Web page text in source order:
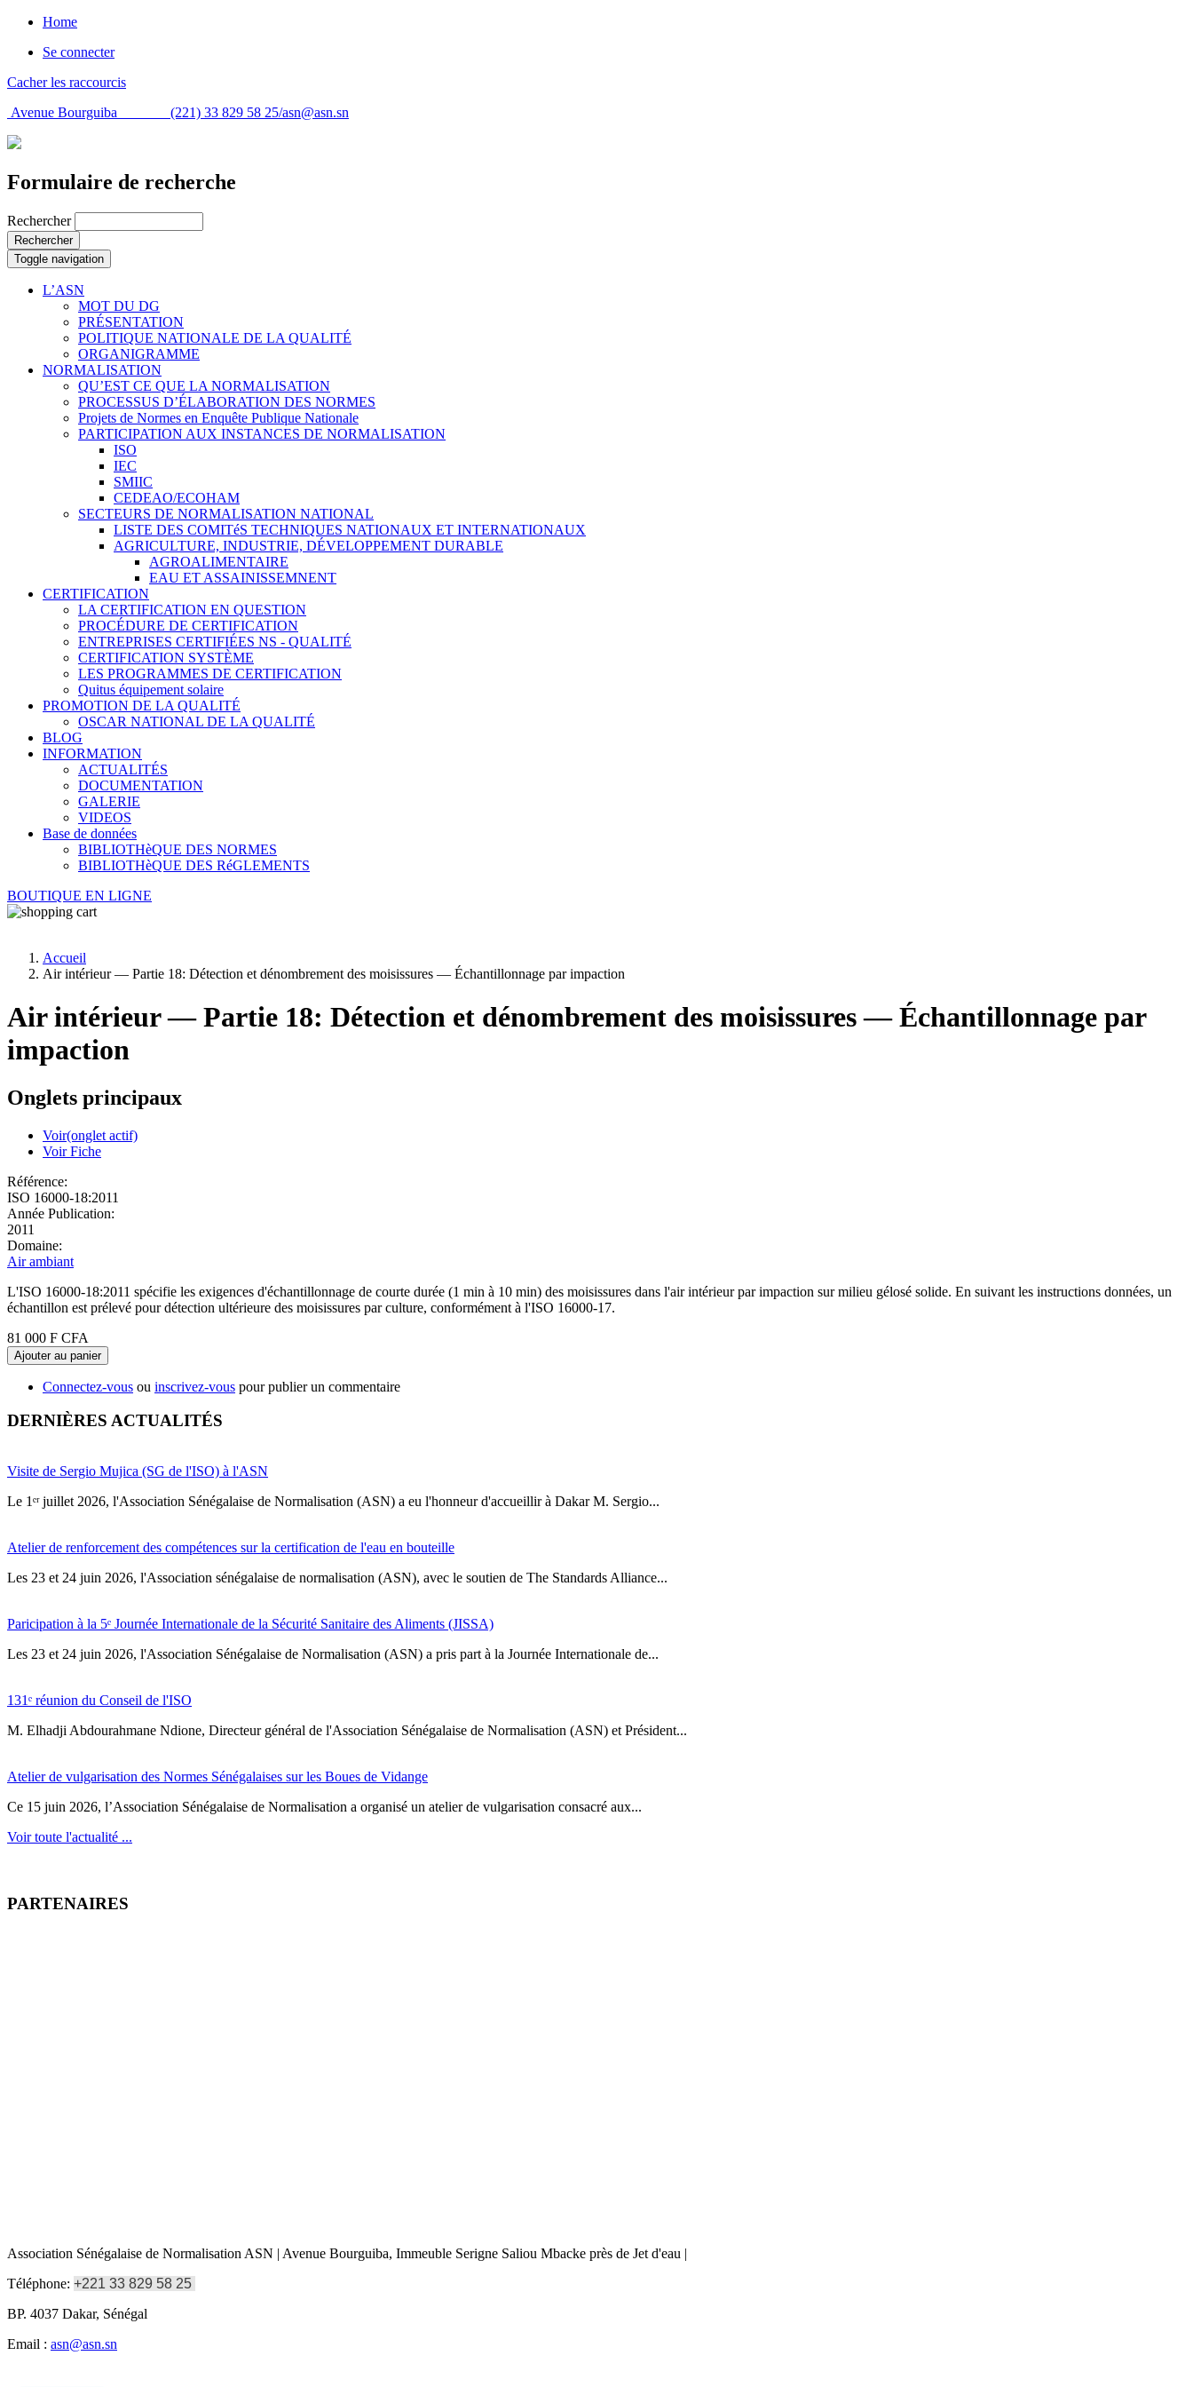
Home
Se connecter
Cacher les raccourcis
Avenue Bourguiba (221) 33 829 58 25/asn@asn.sn
Formulaire de recherche
Rechercher
Rechercher
Toggle navigation
L’ASN
MOT DU DG
PRÉSENTATION
POLITIQUE NATIONALE DE LA QUALITÉ
ORGANIGRAMME
NORMALISATION
QU’EST CE QUE LA NORMALISATION
PROCESSUS D’ÉLABORATION DES NORMES
Projets de Normes en Enquête Publique Nationale
PARTICIPATION AUX INSTANCES DE NORMALISATION
ISO
IEC
SMIIC
CEDEAO/ECOHAM
SECTEURS DE NORMALISATION NATIONAL
LISTE DES COMITéS TECHNIQUES NATIONAUX ET INTERNATIONAUX
AGRICULTURE, INDUSTRIE, DÉVELOPPEMENT DURABLE
AGROALIMENTAIRE
EAU ET ASSAINISSEMNENT
CERTIFICATION
LA CERTIFICATION EN QUESTION
PROCÉDURE DE CERTIFICATION
ENTREPRISES CERTIFIÉES NS - QUALITÉ
CERTIFICATION SYSTÈME
LES PROGRAMMES DE CERTIFICATION
Quitus équipement solaire
PROMOTION DE LA QUALITÉ
OSCAR NATIONAL DE LA QUALITÉ
BLOG
INFORMATION
ACTUALITÉS
DOCUMENTATION
GALERIE
VIDEOS
Base de données
BIBLIOTHèQUE DES NORMES
BIBLIOTHèQUE DES RéGLEMENTS
BOUTIQUE EN LIGNE
Accueil
Air intérieur — Partie 18: Détection et dénombrement des moisissures — Échantillonnage par impaction
Air intérieur — Partie 18: Détection et dénombrement des moisissures — Échantillonnage par
impaction
Onglets principaux
Voir(onglet actif)
Voir Fiche
Référence:
ISO 16000-18:2011
Année Publication:
2011
Domaine:
Air ambiant
L'ISO 16000-18:2011 spécifie les exigences d'échantillonnage de courte durée (1 min à 10 min) des moisissures dans l'air intérieur par impaction sur milieu gélosé solide. En suivant les instructions données, un
échantillon est prélevé pour détection ultérieure des moisissures par culture, conformément à l'ISO 16000‑17.
81 000 F CFA
Ajouter au panier
Connectez-vous ou inscrivez-vous pour publier un commentaire
DERNIÈRES ACTUALITÉS
Visite de Sergio Mujica (SG de l'ISO) à l'ASN
Le 1ᵉʳ juillet 2026, l'Association Sénégalaise de Normalisation (ASN) a eu l'honneur d'accueillir à Dakar M. Sergio...
Atelier de renforcement des compétences sur la certification de l'eau en bouteille
Les 23 et 24 juin 2026, l'Association sénégalaise de normalisation (ASN), avec le soutien de The Standards Alliance...
Paricipation à la 5ᵉ Journée Internationale de la Sécurité Sanitaire des Aliments (JISSA)
‎Les 23 et 24 juin 2026, l'Association Sénégalaise de Normalisation (ASN) a pris part à la Journée Internationale de...
131ᵉ réunion du Conseil de l'ISO
M. Elhadji Abdourahmane Ndione, Directeur général de l'Association Sénégalaise de Normalisation (ASN) et Président...
Atelier de vulgarisation des Normes Sénégalaises sur les Boues de Vidange
Ce 15 juin 2026, l’Association Sénégalaise de Normalisation a organisé un atelier de vulgarisation consacré aux...
Voir toute l'actualité ...
PARTENAIRES
Association Sénégalaise de Normalisation ASN | Avenue Bourguiba, Immeuble Serigne Saliou Mbacke près de Jet d'eau |
Téléphone: +221 33 829 58 25
BP. 4037 Dakar, Sénégal
Email : asn@asn.sn